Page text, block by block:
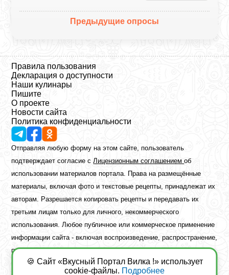
Предыдущие опросы
Правила пользования
Декларация о доступности
Наши кулинары
Пишите
О проекте
Новости сайта
Политика конфиденциальности
Отправляя любую форму на этом сайте, пользователь
подтверждает согласие сЛицензионным соглашениемоб
использовании материалов портала. Права на размещённые
материалы, включая фото и текстовые рецепты, принадлежат их
авторам. Разрешается копировать рецепты и передавать их
третьим лицам только для личного, некоммерческого
использования. Любое публичное или коммерческое применение
информации сайта - включая воспроизведение, распространение,
публикацию или обработку - возможно лишь при наличии
предварительного письменного разрешения правообладателя.
🍪 Сайт «Вкусный Портал Вилка !» использует
cookie-файлы. Подробнее